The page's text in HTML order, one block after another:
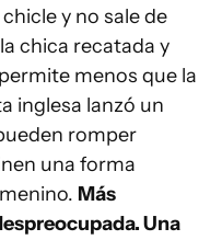
y no sale de
chica recatada y
menos que la
inglesa lanzó un
romper
una forma
Más
Una